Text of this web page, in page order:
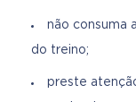
não consuma
do treino;
preste